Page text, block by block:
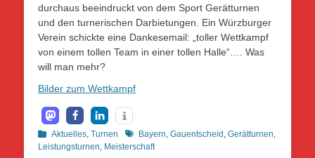
durchaus beeindruckt von dem Sport Gerätturnen
und den turnerischen Darbietungen. Ein Würzburger
Verein schickte eine Dankesemail: „toller Wettkampf
von einem tollen Team in einer tollen Halle“…. Was
will man mehr?
Bilder zum Wettkampf
Kategorien
Aktuelles Turnen Schlagworte
Bayern Gauentscheid Gerätturnen
Leistungsturnen Meisterschaft